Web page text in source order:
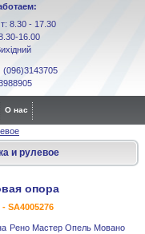
8.30 - 17.30
16.00
О нас
и рулевое
опора
SA4005276
Рено Мастер Опель Мовано